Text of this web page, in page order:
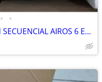
• •
DISPOSITIVO DE COMPRESION SECUENCIAL AIROS 6 EN VENTA, NUEVO EN SU CAJ